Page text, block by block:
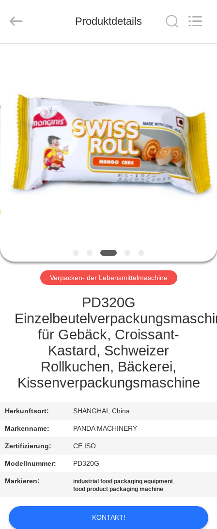
ÜBER
UNS
FABRIK-
AUSFLUG
QUALITÄTSKONTROLLE
SIE
MIT
VERBINDUNG
NACHRICHTEN
FORDERN
EIN
ZITAT
PRIVACY
POLICY
Rights
Reserved.
Produktdetails
Verpacken- der Lebensmittelmaschine
PD320G
für Gebäck, Croissant-
Kastard, Schweizer
Rollkuchen, Bäckerei,
Kissenverpackungsmaschine
Herkunftsort: SHANGHAI, China
Markenname: PANDA MACHINERY
Zertifizierung: CE ISO
Modellnummer: PD320G
Markieren: industrial food packaging equipment,
food product packaging machine
KONTAKT!